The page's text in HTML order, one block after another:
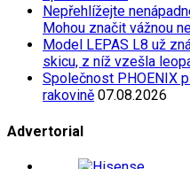
Nepřehlížejte
Mohou značit vážnou
Model LEPAS L8 už
skicu, z níž vzešla
Společnost PHOENIX
rakovině 07.08.2026
Advertorial